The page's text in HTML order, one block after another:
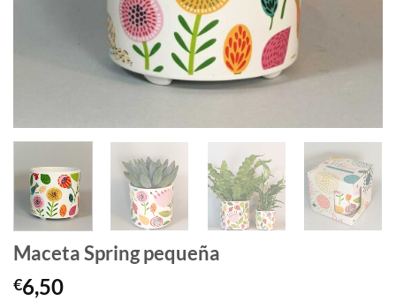
Maceta Spring pequeña
€6,50